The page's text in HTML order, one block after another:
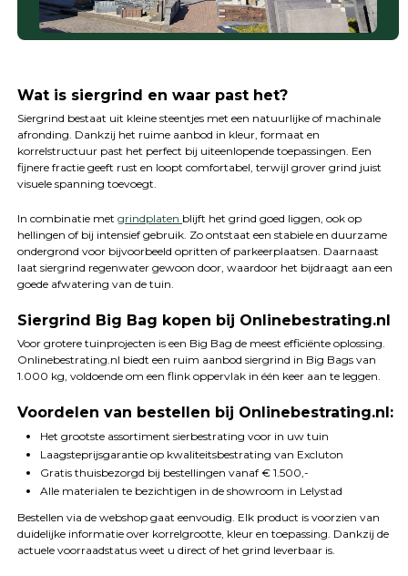
Wat is siergrind en waar past het?
Siergrind bestaat uit kleine steentjes met een natuurlijke of machinale
afronding. Dankzij het ruime aanbod in kleur, formaat en
korrelstructuur past het perfect bij uiteenlopende toepassingen. Een
fijnere fractie geeft rust en loopt comfortabel, terwijl grover grind juist
visuele spanning toevoegt.
In combinatie met grindplaten blijft het grind goed liggen, ook op
hellingen of bij intensief gebruik. Zo ontstaat een stabiele en duurzame
ondergrond voor bijvoorbeeld opritten of parkeerplaatsen. Daarnaast
laat siergrind regenwater gewoon door, waardoor het bijdraagt aan een
goede afwatering van de tuin.
Siergrind Big Bag kopen bij Onlinebestrating.nl
Voor grotere tuinprojecten is een Big Bag de meest efficiënte oplossing.
Onlinebestrating.nl biedt een ruim aanbod siergrind in Big Bags van
1.000 kg, voldoende om een flink oppervlak in één keer aan te leggen.
Voordelen van bestellen bij Onlinebestrating.nl:
Het grootste assortiment sierbestrating voor in uw tuin
Laagsteprijsgarantie op kwaliteitsbestrating van Excluton
Gratis thuisbezorgd bij bestellingen vanaf € 1.500,-
Alle materialen te bezichtigen in de showroom in Lelystad
Bestellen via de webshop gaat eenvoudig. Elk product is voorzien van
duidelijke informatie over korrelgrootte, kleur en toepassing. Dankzij de
actuele voorraadstatus weet u direct of het grind leverbaar is.